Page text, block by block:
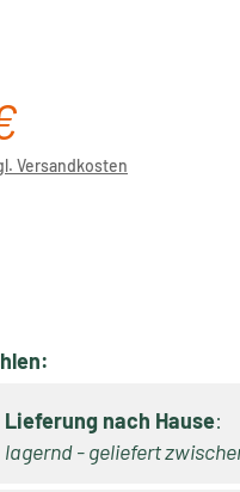
Versandkosten
Lieferung nach Hause:
lagernd - geliefert